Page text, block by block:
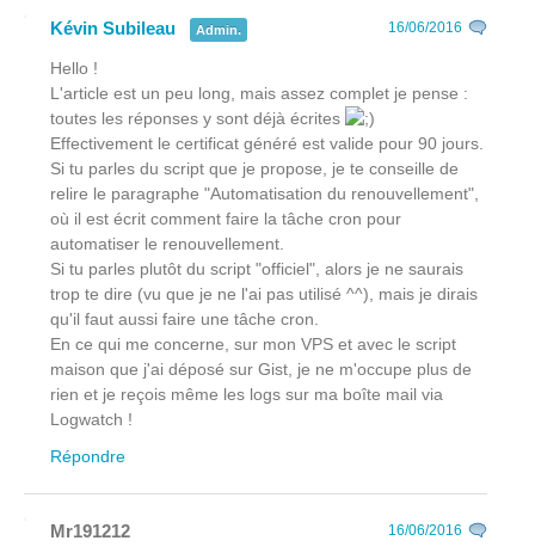
Kévin Subileau Admin. 16/06/2016
Hello !
L'article est un peu long, mais assez complet je pense :
toutes les réponses y sont déjà écrites
Effectivement le certificat généré est valide pour 90 jours.
Si tu parles du script que je propose, je te conseille de
relire le paragraphe "Automatisation du renouvellement",
où il est écrit comment faire la tâche cron pour
automatiser le renouvellement.
Si tu parles plutôt du script "officiel", alors je ne saurais
trop te dire (vu que je ne l'ai pas utilisé ^^), mais je dirais
qu'il faut aussi faire une tâche cron.
En ce qui me concerne, sur mon VPS et avec le script
maison que j'ai déposé sur Gist, je ne m'occupe plus de
rien et je reçois même les logs sur ma boîte mail via
Logwatch !
Répondre
Mr191212 16/06/2016